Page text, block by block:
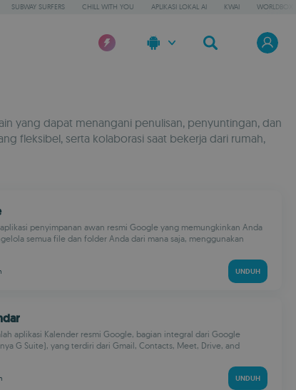
SUBWAY SURFERS CHILL WITH YOU APLIKASI LOKAL AI KWAI WORLDBOX
yang dapat menangani penulisan, penyuntingan, dan
fleksibel, serta kolaborasi saat bekerja dari rumah,
penyimpanan awan resmi Google yang memungkinkan Anda
semua file dan folder Anda dari mana saja, menggunakan
UNDUH
aplikasi Kalender resmi Google, bagian integral dari Google
G Suite), yang terdiri dari Gmail, Contacts, Meet, Drive, and
UNDUH